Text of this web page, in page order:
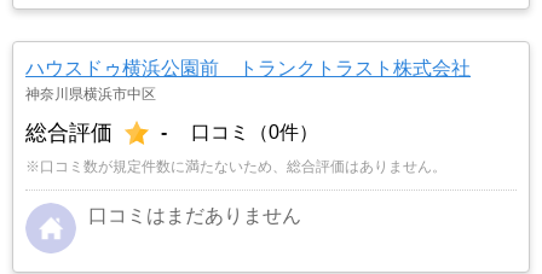
ハウスドゥ横浜公園前 トランクトラスト株式会社
神奈川県横浜市中区
総合評価 - 口コミ（0件）
※口コミ数が規定件数に満たないため、総合評価はありません。
口コミはまだありません